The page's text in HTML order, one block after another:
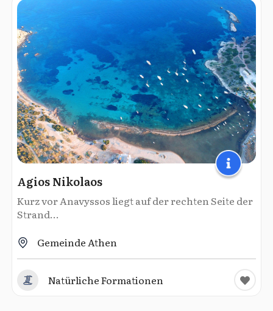
Agios Nikolaos
Kurz vor Anavyssos liegt auf der rechten Seite der
Strand...
Gemeinde Athen
Natürliche Formationen